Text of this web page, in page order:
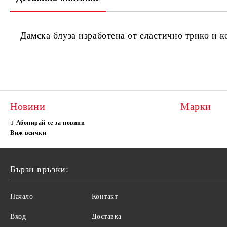
Дамска блуза изработена от еластично трико и
Новини
Абонирай се за новини
Виж всички
Марки
Бързи връзки:
Начало
Вход
Контакт
Доставка